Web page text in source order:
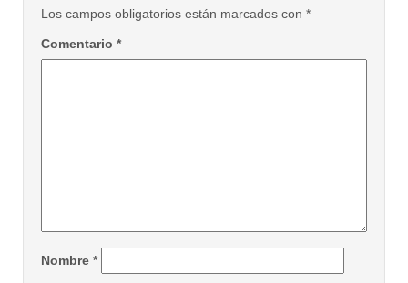
Los campos obligatorios están marcados con *
Comentario *
Nombre *